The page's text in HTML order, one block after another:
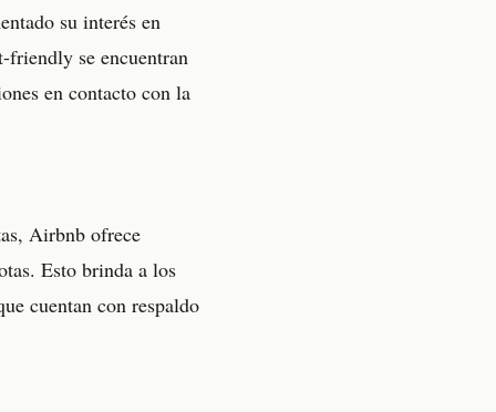
su interés en
friendly se encuentran
en contacto con la
Airbnb ofrece
Esto brinda a los
cuentan con respaldo